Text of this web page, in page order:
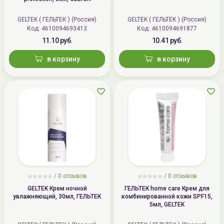
GELTEK ( ГЕЛЬТЕК ) (Россия)
Код: 4610094693413
11.10 руб.
в корзину
GELTEK ( ГЕЛЬТЕК ) (Россия)
Код: 4610094691877
10.41 руб.
в корзину
/ 0 отзывов
GELTEK Крем ночной
увлажняющий, 30мл, ГЕЛЬТЕК
/ 0 отзывов
ГЕЛЬТЕК home care Крем для
комбинированной кожи SPF15,
5мл, GELTEK